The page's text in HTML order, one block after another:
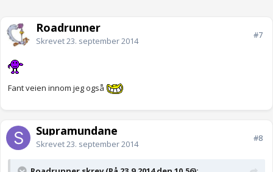
Roadrunner
Skrevet23. september 2014
#7
Fant veien innom jeg også
Supramundane
Skrevet23. september 2014
#8